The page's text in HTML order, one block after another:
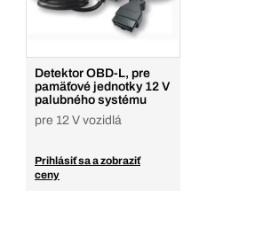
Detektor OBD-L, pre
pamäťové jednotky 12 V
palubného systému
pre 12 V vozidlá
Prihlásiť sa a zobraziť
ceny